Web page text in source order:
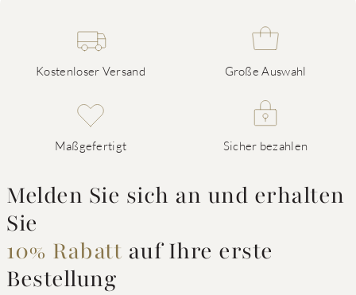
Kostenloser Versand Große Auswahl
Maßgefertigt Sicher bezahlen
Melden Sie sich an und erhalten
Sie
10% Rabatt auf Ihre erste
Bestellung